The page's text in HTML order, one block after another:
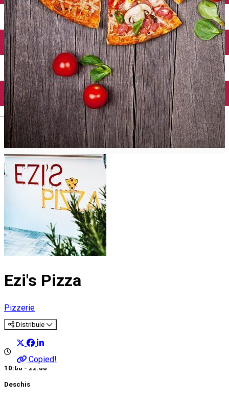
English
Închirieri auto
Închirieri biciclete
Taxi
Încărcare vehicule electrice
Ezi's Pizza
Pizzerie
Distribuie
Copied!
10:00 - 22:00
Deschis